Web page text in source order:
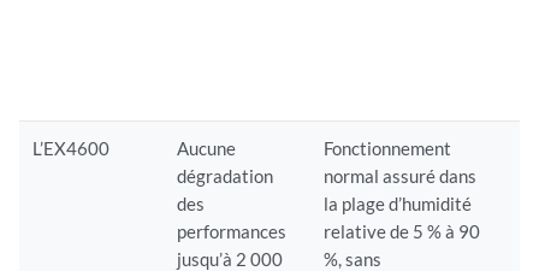
L’EX4600
Aucune
dégradation
des
performances
jusqu’à 2 000
Fonctionnement
normal assuré dans
la plage d’humidité
relative de 5 % à 90
%, sans